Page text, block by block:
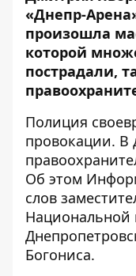
«Днепр-
произошла
которой
пострадали,
Полиция
провокации. В
Об этом
слов
Национальной
Богониса.